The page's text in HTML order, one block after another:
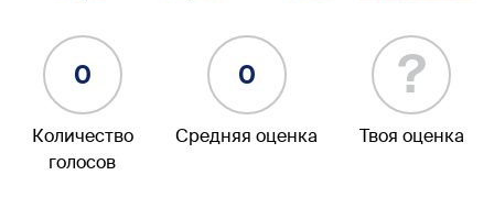
0
Количество
голосов
0
Средняя оценка
?
Твоя оценка